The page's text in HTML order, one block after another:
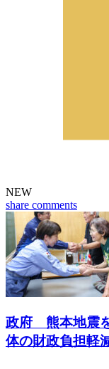
NEW
share comments
政府 熊本地震
体の財政負担軽